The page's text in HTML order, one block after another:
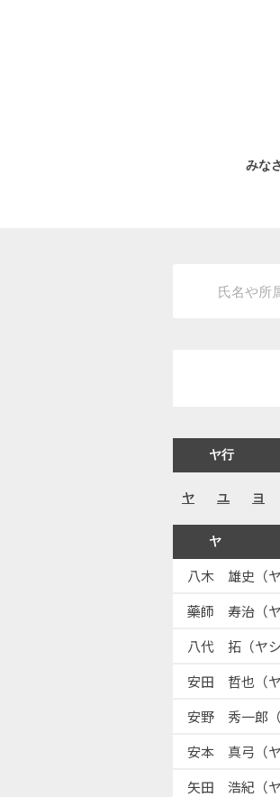
みな
ヤ行
ヤ ユ ヨ
ヤ
八木 雄史（
藥師 寿治（
八代 拓（ヤ
安田 哲也（
安野 秀一郎
安本 真弓（
矢田 浩紀（